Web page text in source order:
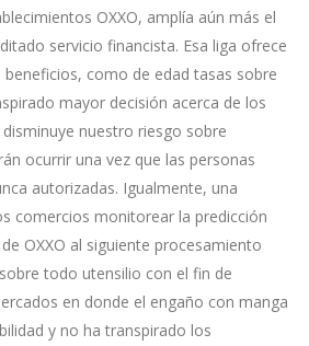
OXXO, amplía aún más el
servicio financista. Esa liga ofrece
como de edad tasas sobre
mayor decisión acerca de los
nuestro riesgo sobre
ocurrir una vez que las personas
autorizadas. Igualmente, una
comercios monitorear la predicción
OXXO al siguiente procesamiento
todo utensilio con el fin de
en donde el engaño con manga
y no ha transpirado los